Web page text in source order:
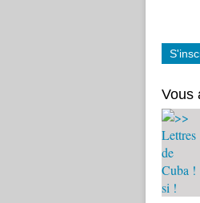
Vous